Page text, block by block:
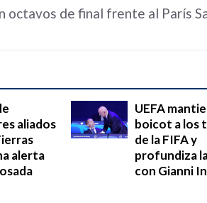
octavos de final frente al París
aliados
alerta
UEFA
boicot a los
de la FIFA y
profundiza
con Gianni